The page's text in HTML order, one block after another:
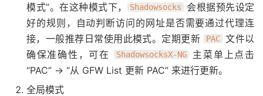
模式”。在这种模式下，
Shadowsocks
会根据预先设定
好的规则，自动判断访问的网址是否需要通过代理连
接，一般推荐日常使用此模式。定期更新
PAC 文件以
确保准确性，可在
ShadowsocksX-NG
主菜单上点击
“PAC” -> “从 GFW List 更新 PAC” 来进行更新。
全局模式